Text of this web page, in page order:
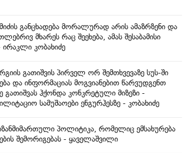
განცხადება მორალურად არის ამაზრზენი და
მხარეს რაც შეეხება, ამას შესაბამისი
ირაკლი კობახიძე
გათიშვის პირველ ორ შემთხვევაზე სუს-ში
და ინფორმაციას მოგვიანებით წარვუდგენთ
გათიშვას ჰქონდა კონკრეტული მიზეზი -
სამუშაოები ენგურჰესზე - კობახიძე
პოლიტიკა, რომელიც ემსახურება
შემორიგებას - ყაველაშვილი